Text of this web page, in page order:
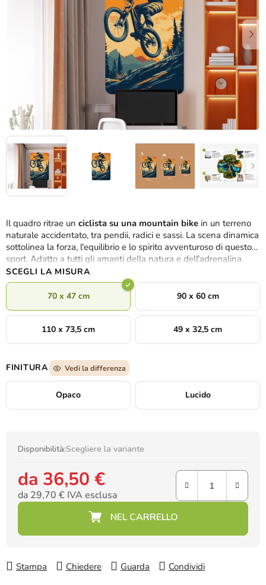
Il quadro ritrae un ciclista su una mountain bike in un terreno
naturale accidentato, tra pendii, radici e sassi. La scena dinamica
sottolinea la forza, l'equilibrio e lo spirito avventuroso di questo
sport. Adatto a tutti gli amanti della natura e dell'adrenalina.
SCEGLI LA MISURA
70 x 47 cm 90 x 60 cm
110 x 73,5 cm 49 x 32,5 cm
FINITURA Vedi la differenza
Opaco Lucido
Disponibilità:Scegliere la variante
da 36,50 €
da 29,70 € IVA esclusa
Prezzo della misura:
Stampa Chiedere Guarda Condividi